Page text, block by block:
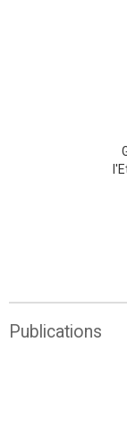
Publications